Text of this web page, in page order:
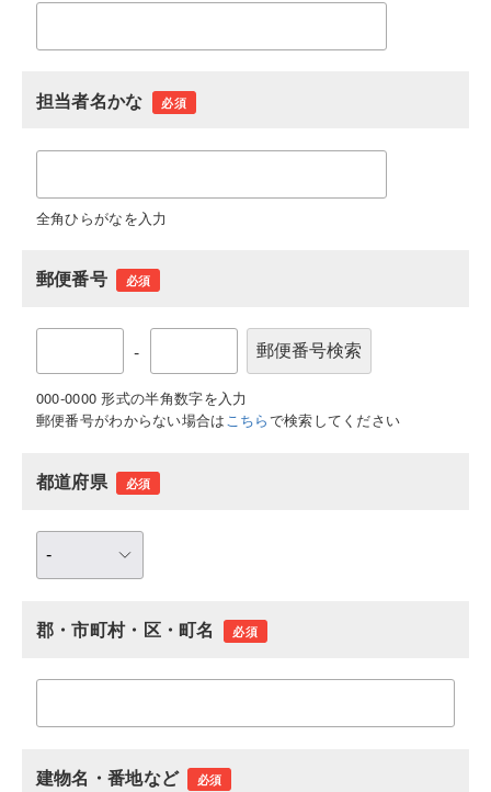
担当者名かな 必須
全角ひらがなを入力
郵便番号 必須
-
000-0000 形式の半角数字を入力
郵便番号がわからない場合はこちらで検索してください
都道府県 必須
郡・市町村・区・町名 必須
建物名・番地など 必須